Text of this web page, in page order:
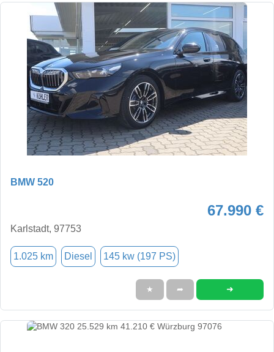
BMW 520
67.990 €
Karlstadt, 97753
1.025 km Diesel 145 kw (197 PS)
★ ➦ ➜